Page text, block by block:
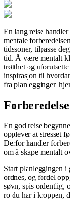
En lang reise
mentale
tidssoner, tilpasse
tid. Å være mentalt
trøtthet og
inspirasjon til
fra planleggingen
En god reise
opplever at stresset
Derfor handler
om å skape mentalt
Start planleggingen i
ordnes, og fordel
søvn, spis ordentlig,
ro du har i kroppen,